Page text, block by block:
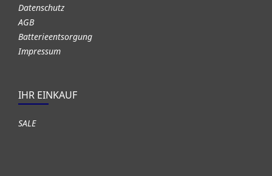
Datenschutz
AGB
Batterieentsorgung
Impressum
IHR EINKAUF
SALE